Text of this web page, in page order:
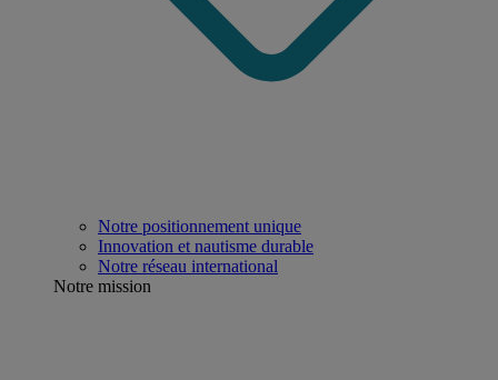
Notre positionnement unique
Innovation et nautisme durable
Notre réseau international
Notre mission